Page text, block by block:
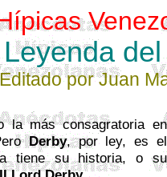
Editado porJuan
más consagratoria en
Derby, por ley, es el
tiene su historia, o su